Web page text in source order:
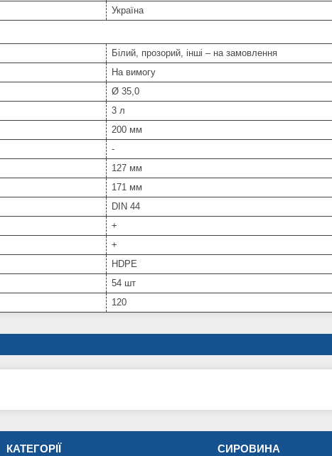
Україна
Білий, прозорий, інші – на замовлення
На вимогу
Ø 35,0
3 л
200 мм
-
127 мм
171 мм
DIN 44
+
+
HDPE
54 шт
120
КАТЕГОРІЇ СИРОВИНА